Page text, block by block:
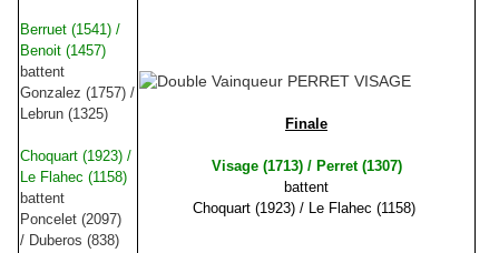
Berruet (1541) /
Benoit (1457)
battent
Gonzalez (1757) /
Lebrun (1325)
Choquart (1923) /
Le Flahec (1158)
battent
Poncelet (2097)
/ Duberos (838)
Finale
Visage (1713) / Perret (1307)
battent
Choquart (1923) / Le Flahec (1158)